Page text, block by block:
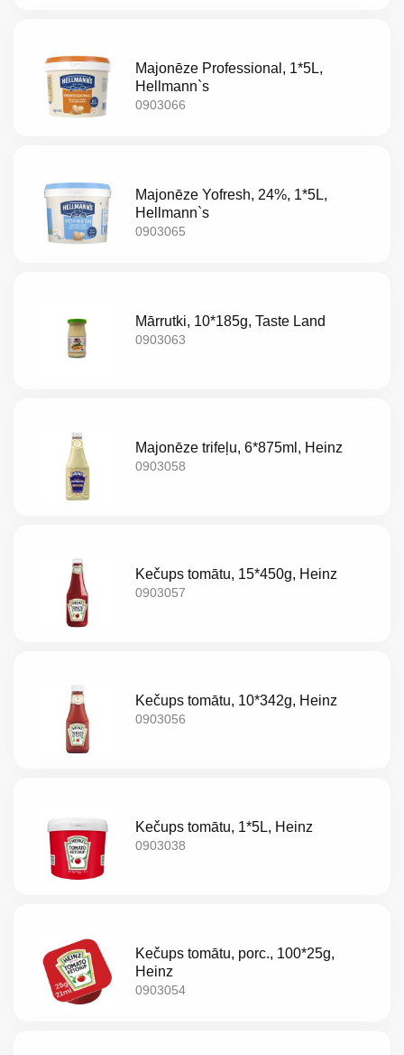
Majonēze Professional, 1*5L,
Hellmann`s
0903066
Majonēze Yofresh, 24%, 1*5L,
Hellmann`s
0903065
Mārrutki, 10*185g, Taste Land
0903063
Majonēze trifeļu, 6*875ml, Heinz
0903058
Kečups tomātu, 15*450g, Heinz
0903057
Kečups tomātu, 10*342g, Heinz
0903056
Kečups tomātu, 1*5L, Heinz
0903038
Kečups tomātu, porc., 100*25g,
Heinz
0903054
mums
Katalogs
Aktualitātes
Privātuma
politika